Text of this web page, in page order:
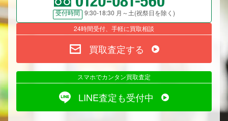
受付時間
9:30-18:30 月～土(祝祭日を除く)
24時間受付、手軽に買取相談
買取査定する
スマホでカンタン買取査定
LINE査定も受付中